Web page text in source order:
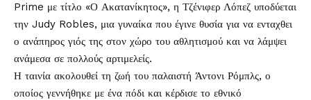
Prime με τίτλο «Ο Ακατανίκητος», η Τζένιφερ Λόπεζ υποδύεται
την Judy Robles, μια γυναίκα που έγινε θυσία για να ενταχθει
ο ανάπηρος γιός της στον χώρο του αθλητισμού και να λάμψει
ανάμεσα σε πολλούς αρτιμελείς.
Η ταινία ακολουθεί τη ζωή του παλαιστή Άντονι Ρόμπλς, ο
οποίος γεννήθηκε με ένα πόδι και κέρδισε το εθνικό